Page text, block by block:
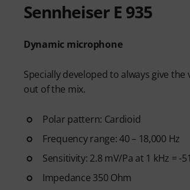
exercises to
After your
Sennheiser E 935
Dynamic microphone
Specially developed to always give
out of the mix.
Polar pattern: Cardioid
Frequency range: 40 – 18,000 Hz
Sensitivity: 2.8 mV/Pa at 1 kHz = -
Impedance 350 Ohm